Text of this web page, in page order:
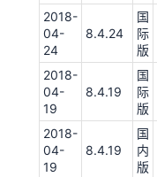
2018-
04-
24
8.4.24
国
际
版
2018-
04-
19
8.4.19
国
际
版
2018-
04-
19
8.4.19
国
内
版